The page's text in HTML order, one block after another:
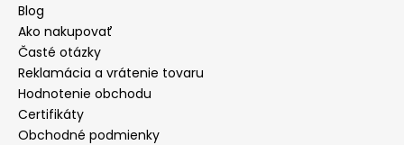
Blog
Ako nakupovať
Časté otázky
Reklamácia a vrátenie tovaru
Hodnotenie obchodu
Certifikáty
Obchodné podmienky